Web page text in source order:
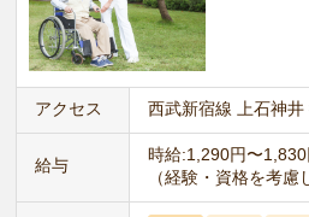
アクセス 西武新宿線 上石神
給与
時給:1,290円〜1,830
（経験・資格を考慮